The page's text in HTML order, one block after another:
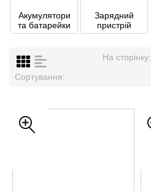
Акумулятори
та батарейки
Зарядний
пристрій
На сторінку:
Сортування: